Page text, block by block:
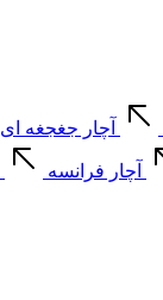
آچار جغجغه ای
آچار فرانسه